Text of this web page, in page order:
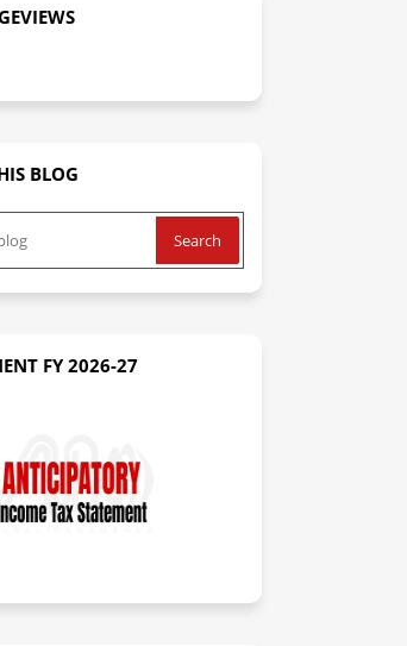
BLOG
FY 2026-27